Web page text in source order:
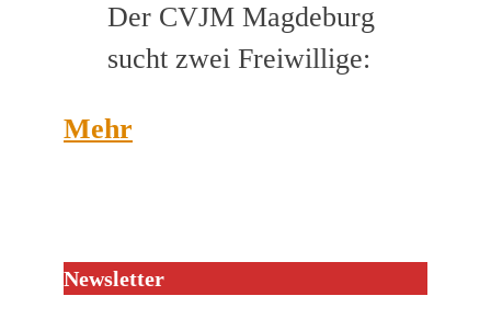
Der CVJM Magdeburg
sucht zwei Freiwillige:
Mehr
Newsletter